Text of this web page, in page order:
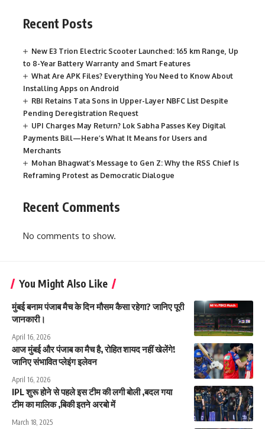
Recent Posts
New E3 Trion Electric Scooter Launched: 165 km Range, Up
to 8-Year Battery Warranty and Smart Features
What Are APK Files? Everything You Need to Know About
Installing Apps on Android
RBI Retains Tata Sons in Upper-Layer NBFC List Despite
Pending Deregistration Request
UPI Charges May Return? Lok Sabha Passes Key Digital
Payments Bill—Here’s What It Means for Users and
Merchants
Mohan Bhagwat’s Message to Gen Z: Why the RSS Chief Is
Reframing Protest as Democratic Dialogue
Recent Comments
No comments to show.
You Might Also Like
मुंबई बनाम पंजाब मैच के दिन मौसम कैसा रहेगा? जानिए पूरी
जानकारी।
April 16, 2026
आज मुंबई और पंजाब का मैच है, रोहित शायद नहीं खेलेंगे!
जानिए संभावित प्लेइंग इलेवन
April 16, 2026
IPL शुरू होने से पहले इस टीम की लगी बोली ,बदल गया
टीम का मालिक ,बिकी इतने अरबो में
March 18, 2025